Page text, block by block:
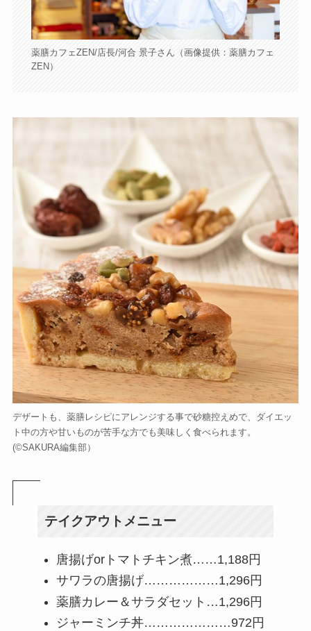
薬膳カフェZEN/店長/河合 景子さん（画像提供：薬膳カフェ
ZEN）
デザートも、薬膳レシピにアレンジする事で砂糖控えめで、ダイエッ
ト中の方や甘いものが苦手な方でも美味しく食べられます。
(©️SAKURA編集部）
テイクアウトメニュー
唐揚げorトマトチキン煮……1,188円
サワラの唐揚げ………………1,296円
薬膳カレー＆サラダセット…1,296円
ジャーミンチ丼…………………972円